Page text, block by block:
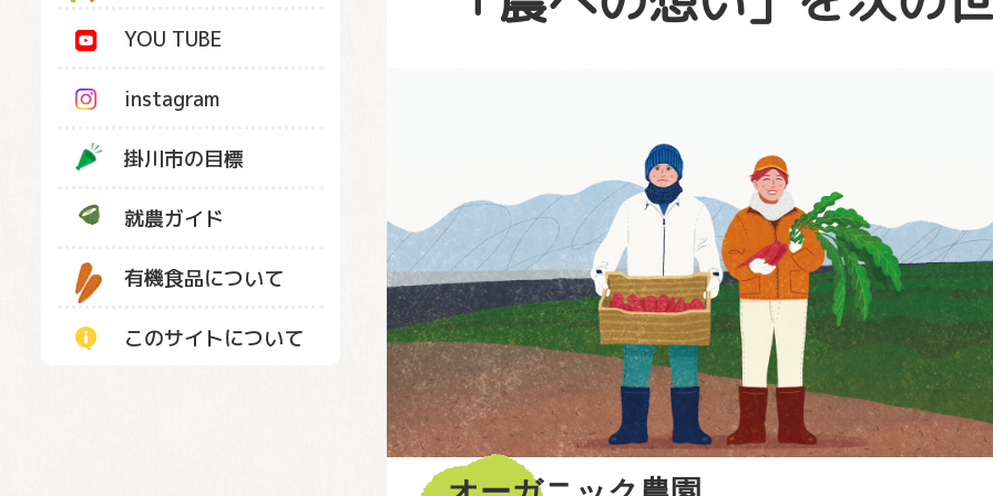
YOU TUBE
instagram
掛川市の目標
就農ガイド
有機食品について
このサイトについて